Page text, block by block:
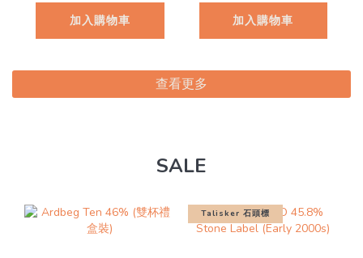
- Artist #15 The
加入購物車
Drinks -
Nine]
加入購物車
查看更多
SALE
Talisker 石頭標